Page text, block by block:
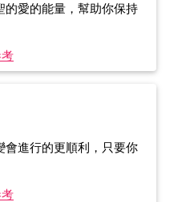
的愛的能量，幫助你保持
會進行的更順利，只要你